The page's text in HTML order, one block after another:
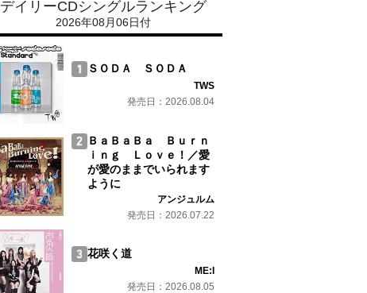
デイリーCDシングルランキング
2026年08月06日付
ＳＯＤＡ ＳＯＤＡ
TWS
発売日：2026.08.04
ＢａＢａＢａ Ｂｕｒｎ
ｉｎｇ Ｌｏｖｅ！／愛
が愛のままでいられます
ように
アンジュルム
発売日：2026.07.22
花咲く道
ME:I
発売日：2026.08.05